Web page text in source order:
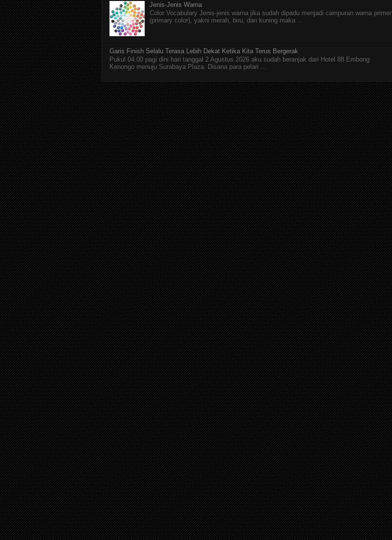
Jenis-Jenis Warna
Color Vocabulary Jenis-jenis warna jika sudah dipadu menjadi campuran warna primer
(primary color), yakni merah, biru, dan kuning maka ...
Garis Finish Selalu Terasa Lebih Dekat Ketika Kita Terus Bergerak
Pukul 04.00 pagi dini hari tanggal 2 Agustus 2026 aku sudah beranjak dari Hotel 88 Embong
Kenongo menuju Surabaya Plaza. Disana para pelari ...